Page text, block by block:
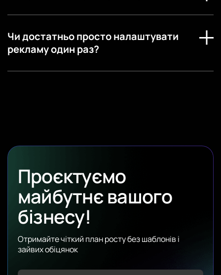
Чи достатньо просто налаштувати
рекламу один раз?
Проєктуємо
майбутнє вашого
бізнесу!
Отримайте чіткий план росту без шаблонів і
зайвих обіцянок